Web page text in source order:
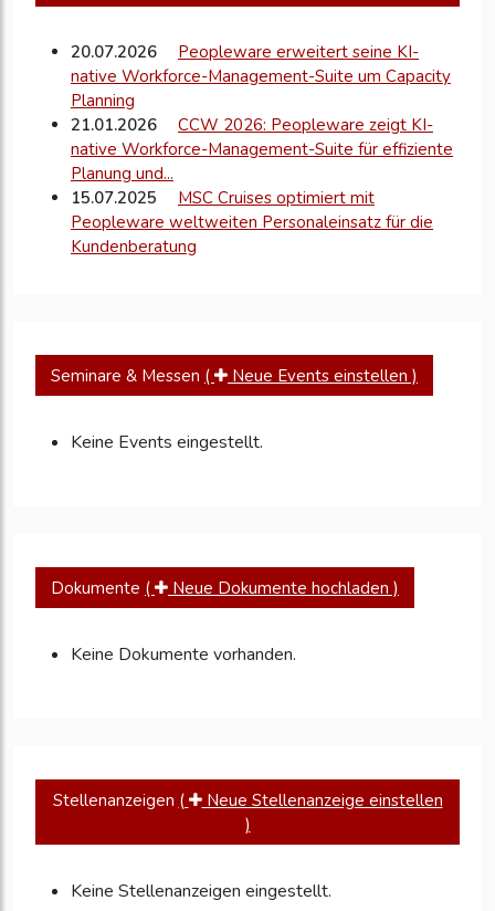
20.07.2026
Peopleware erweitert seine KI-
native Workforce-Management-Suite um Capacity
Planning
21.01.2026
CCW 2026: Peopleware zeigt KI-
native Workforce-Management-Suite für effiziente
Planung und...
15.07.2025
MSC Cruises optimiert mit
Peopleware weltweiten Personaleinsatz für die
Kundenberatung
23.07.2024
Contact Center Outsourcer CXL
steigert operative Effizienz und Zufriedenheit mit...
Forschung zeichnet InVision mit BSFZ-Siegel für...
Zertifizierung und erhöht Engagement für...
Seminare & Messen ( Neue Events einstellen )
Keine Events eingestellt.
Dokumente ( Neue Dokumente hochladen )
Keine Dokumente vorhanden.
Stellenanzeigen (
Neue Stellenanzeige einstellen
)
Keine Stellenanzeigen eingestellt.